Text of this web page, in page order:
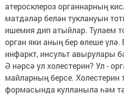
атеросклероз органнарның
матдәләр белән туклануын
ишемия дип атыйлар. Тулаем
орган яки аның бер өлеше үлә.
инфаркт, инсульт авырулары
Ә нәрсә ул холестерин? Ул -
майларның берсе. Холестерин
формасында кулланыла һәм